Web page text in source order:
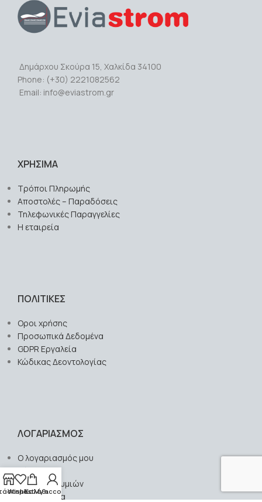
Δημάρχου Σκούρα 15, Χαλκίδα 34100
Phone: (+30) 2221082562
Email: info@eviastrom.gr
ΧΡΗΣΙΜΑ
Τρόποι Πληρωμής
Αποστολές – Παραδόσεις
Τηλεφωνικές Παραγγελίες
Η εταιρεία
ΠΟΛΙΤΙΚΕΣ
Οροι χρήσης
Προσωπικά Δεδομένα
GDPR Εργαλεία
Κώδικας Δεοντολογίας
ΛΟΓΑΡΙΑΣΜΟΣ
Ο λογαριασμός μου
Σύγκριση
Λίστα Επιθυμιών
Επικοινωνία
WishlistΚαλάθι
My account